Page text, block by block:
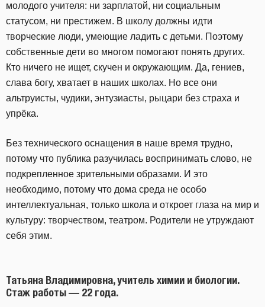
молодого учителя: ни зарплатой, ни социальным
статусом, ни престижем. В школу должны идти
творческие люди, умеющие ладить с детьми. Поэтому
собственные дети во многом помогают понять других.
Кто ничего не ищет, скучен и окружающим. Да, гениев,
слава богу, хватает в наших школах. Но все они
альтруисты, чудики, энтузиасты, рыцари без страха и
упрёка.
Без технического оснащения в наше время трудно,
потому что публика разучилась воспринимать слово, не
подкрепленное зрительными образами. И это
необходимо, потому что дома среда не особо
интеллектуальная, только школа и откроет глаза на мир и
культуру: творчеством, театром. Родители не утруждают
себя этим.
Татьяна Владимировна, учитель химии и биологии.
Стаж работы — 22 года.